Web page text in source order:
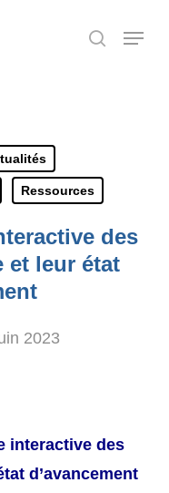
search
Menu
Ressources
des
et leur état
2023
interactive des
d’avancement